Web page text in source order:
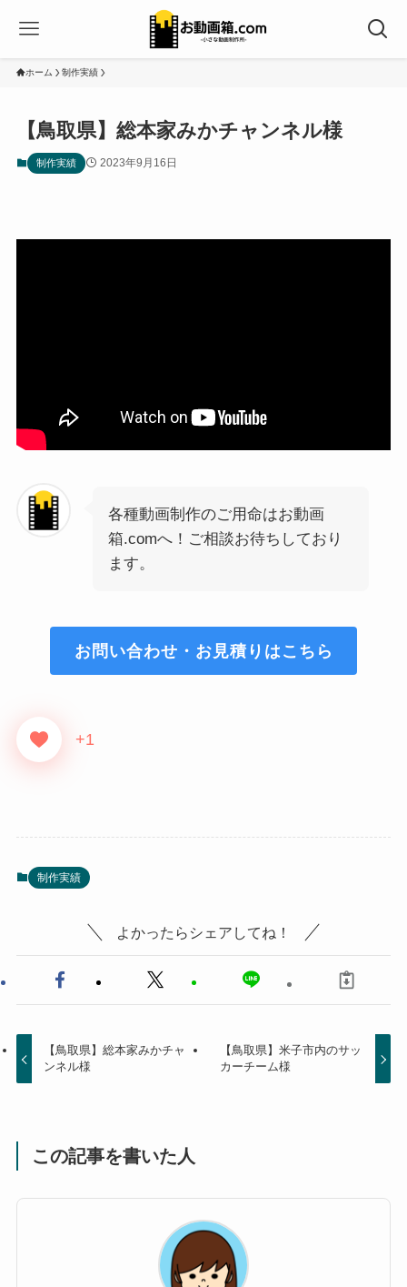
ホーム 制作実績
【鳥取県】総本家みかチャンネル様
制作実績 2023年9月16日
各種動画制作のご用命はお動画
箱.comへ！ご相談お待ちしており
ます。
お問い合わせ・お見積りはこちら
+1
制作実績
よかったらシェアしてね！
【鳥取県】総本家みかチャ
ンネル様
【鳥取県】米子市内のサッ
カーチーム様
この記事を書いた人